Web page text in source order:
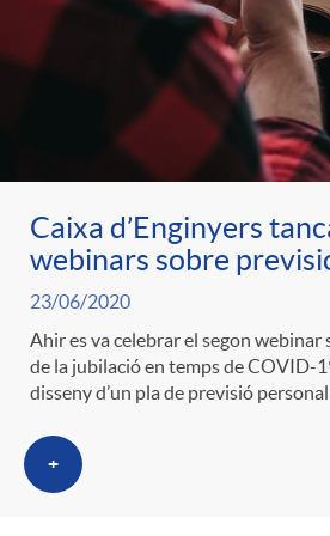
r
S
a
l
a
ó
e
r
c
a
t
n
i
d
o
A
l
c
a
d
o
r
Caixa d’Enginyers
webinars sobre
23/06/2020
Ahir es va celebrar el segon webinar
de la jubilació en temps de COVID-
disseny d’un pla de previsió
+